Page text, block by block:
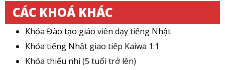
CÁC KHOÁ KHÁC
Khóa Đào tạo giáo viên dạy tiếng Nhật
Khóa tiếng Nhật giao tiếp Kaiwa 1:1
Khóa thiếu nhi (5 tuổi trở lên)